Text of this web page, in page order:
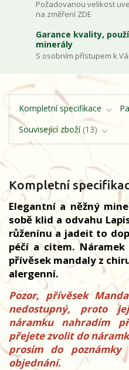
Požadovanou velikost
na změření ZDE
Garance kvality,
minerály
S osobním přístupem k
Kompletní specifikace
Související zboží 13
Kompletní
Elegantní a něžný
sobě klid a odvahu
růženínu a jadeit to
péčí a citem.
přívěsek mandaly z
alergenní.
Pozor, přívěsek
nedostupný, proto
náramku nahradím
přejete zvolit do
prosím do
objednání.